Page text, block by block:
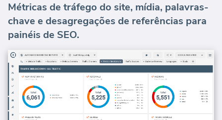
Métricas de tráfego do site, mídia, palavras-
chave e desagregações de referências para
painéis de SEO.